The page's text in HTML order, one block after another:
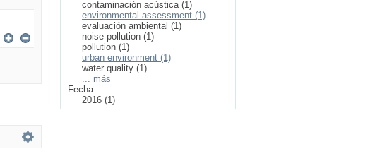
contaminación acústica (1)
environmental assessment (1)
evaluación ambiental (1)
noise pollution (1)
pollution (1)
urban environment (1)
water quality (1)
... más
Fecha
2016 (1)